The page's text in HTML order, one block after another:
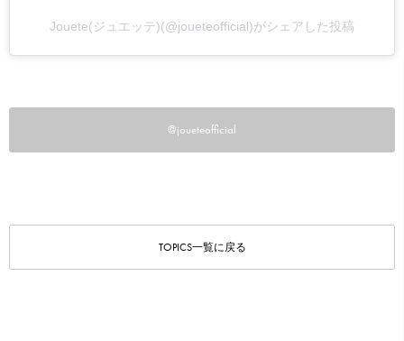
Jouete(ジュエッテ)(@joueteofficial)がシェアした投稿
@joueteofficial
TOPICS一覧に戻る